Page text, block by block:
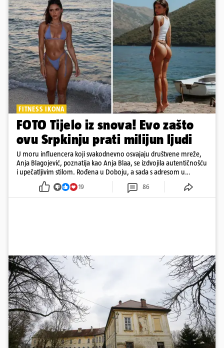
FITNESS IKONA
FOTO Tijelo iz snova! Evo zašto
ovu Srpkinju prati milijun ljudi
U moru influencera koji svakodnevno osvajaju društvene mreže,
Anja Blagojević, poznatija kao Anja Blaa, se izdvojila autentičnošću
i upečatljivim stilom. Rođena u Doboju, a sada s adresom u
Dubaiju, Anja je spoj glamura, discipline i mladenačke energije
19 86